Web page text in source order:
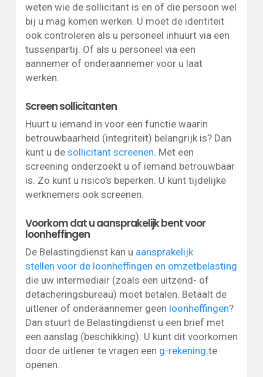
weten wie de sollicitant is en of die persoon wel
bij u mag komen werken. U moet de identiteit
ook controleren als u personeel inhuurt via een
tussenpartij. Of als u personeel via een
aannemer of onderaannemer voor u laat
werken.
Screen sollicitanten
Huurt u iemand in voor een functie waarin
betrouwbaarheid (integriteit) belangrijk is? Dan
kunt u de sollicitant screenen . Met een
screening onderzoekt u of iemand betrouwbaar
is. Zo kunt u risico's beperken. U kunt tijdelijke
werknemers ook screenen.
Voorkom dat u aansprakelijk bent voor
loonheffingen
De Belastingdienst kan u aansprakelijk
stellen voor de loonheffingen en omzetbelasting
die uw intermediair (zoals een uitzend- of
detacheringsbureau) moet betalen. Betaalt de
uitlener of onderaannemer geen loonheffingen?
Dan stuurt de Belastingdienst u een brief met
een aanslag (beschikking). U kunt dit voorkomen
door de uitlener te vragen een g-rekening te
openen.